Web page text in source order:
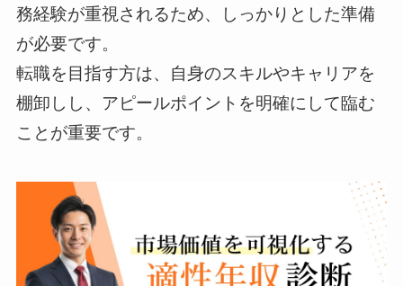
務経験が重視されるため、しっかりとした準備
が必要です。
転職を目指す方は、自身のスキルやキャリアを
棚卸しし、アピールポイントを明確にして臨む
ことが重要です。